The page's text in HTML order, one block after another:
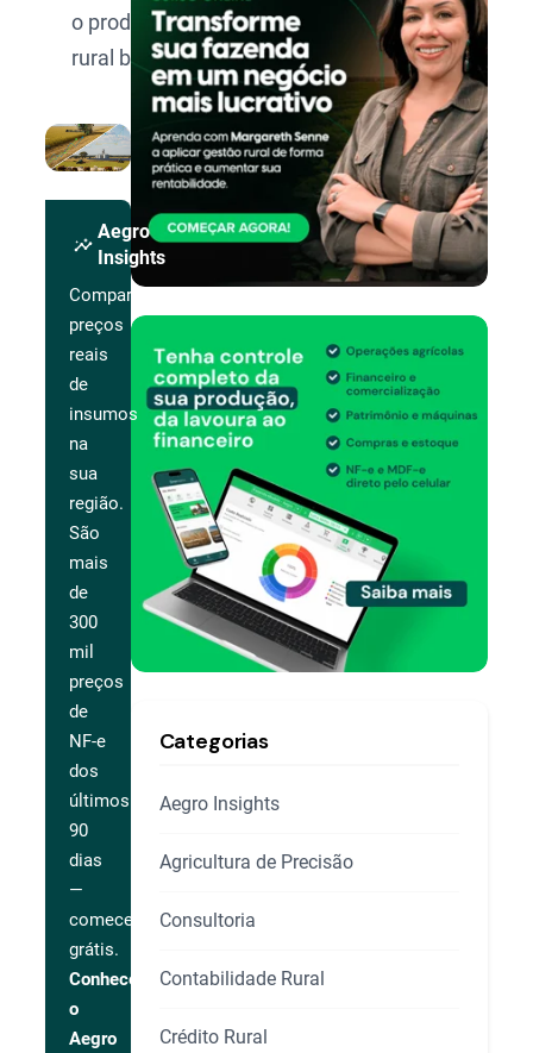
o produtor
rural brasileiro.
insights
Aegro
Insights
Compare
preços
reais
de
insumos
na
sua
região.
São
mais
de
300
mil
preços
de
NF-e
dos
últimos
90
dias
—
comece
grátis.
Conhecer
o
Aegro
Categorias
Aegro Insights
Agricultura de Precisão
Consultoria
Contabilidade Rural
Crédito Rural